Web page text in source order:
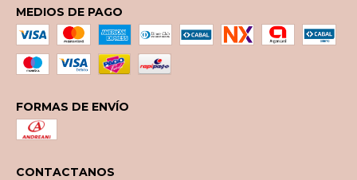
MEDIOS DE PAGO
FORMAS DE ENVÍO
CONTACTANOS